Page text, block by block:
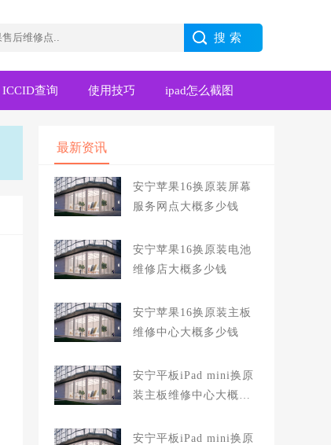
ICCID查询 使用技巧 ipad怎么截图
最新资讯
安宁苹果16换原装屏幕
服务网点大概多少钱
安宁苹果16换原装电池
维修店大概多少钱
安宁苹果16换原装主板
维修中心大概多少钱
安宁平板iPad mini换原
装主板维修中心大概多
安宁平板iPad mini换原